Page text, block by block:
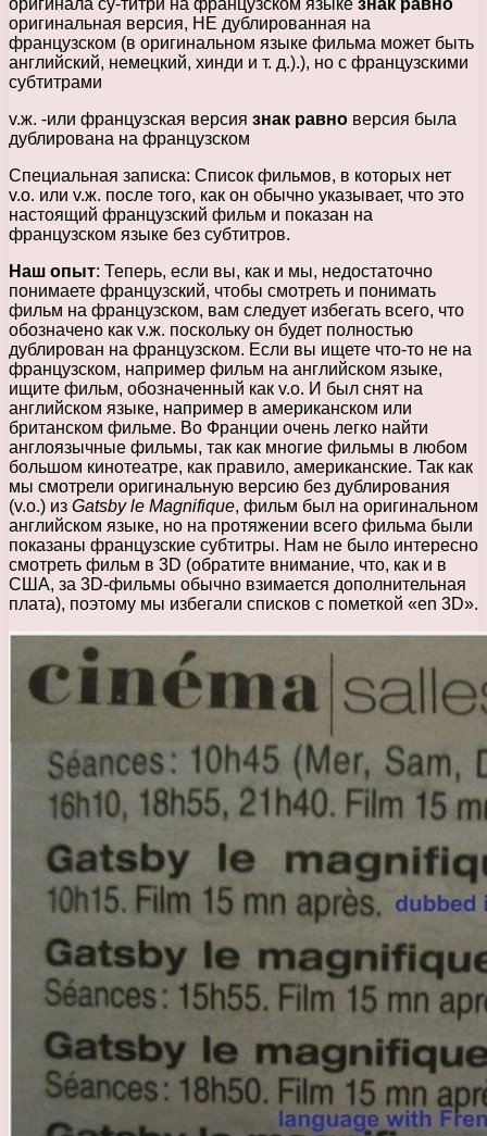
оригинала су-титри на французском языке знак равно
оригинальная версия, НЕ дублированная на
французском (в оригинальном языке фильма может быть
английский, немецкий, хинди и т. д.).), но с французскими
субтитрами
v.ж. -или французская версия знак равно версия была
дублирована на французском
Специальная записка: Список фильмов, в которых нет
v.о. или v.ж. после того, как он обычно указывает, что это
настоящий французский фильм и показан на
французском языке без субтитров.
Наш опыт: Теперь, если вы, как и мы, недостаточно
понимаете французский, чтобы смотреть и понимать
фильм на французском, вам следует избегать всего, что
обозначено как v.ж. поскольку он будет полностью
дублирован на французском. Если вы ищете что-то не на
французском, например фильм на английском языке,
ищите фильм, обозначенный как v.о. И был снят на
английском языке, например в американском или
британском фильме. Во Франции очень легко найти
англоязычные фильмы, так как многие фильмы в любом
большом кинотеатре, как правило, американские. Так как
мы смотрели оригинальную версию без дублирования
(v.о.) из Gatsby le Magnifique, фильм был на оригинальном
английском языке, но на протяжении всего фильма были
показаны французские субтитры. Нам не было интересно
смотреть фильм в 3D (обратите внимание, что, как и в
США, за 3D-фильмы обычно взимается дополнительная
плата), поэтому мы избегали списков с пометкой «en 3D».